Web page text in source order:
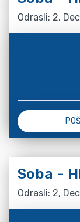
Odrasli: 2,
Soba -
Odrasli: 2,